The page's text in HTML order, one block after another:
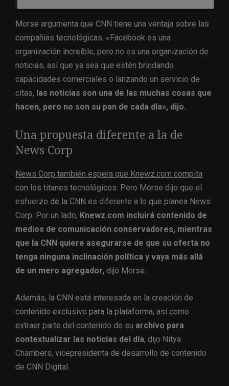
Morse argumenta que CNN tiene una ventaja sobre las
compañías tecnológicas. «Facebook es una
organización increíble, pero no es una organización de
noticias, así que ya sea que estén brindando
capacidades comerciales o lanzando un servicio de
citas, las noticias son una de las muchas cosas que
hacen, pero no son su pan de cada día», dijo.
Una propuesta diferente a la de
News Corp
News Corp también espera que Knewz.com compita
con los titanes tecnológicos. Pero Morse dijo que el
esfuerzo de la CNN es diferente a lo que planea News
Corp. Por un lado, Knewz.com incluirá contenido de
medios de comunicación conservadores, mientras
que la CNN quiere asegurarse de que su oferta no
tenga ninguna inclinación política y vaya más allá
de un mero agregador, dijo Morse.
Además, la CNN está interesada en la creación de
contenido exclusivo para la plataforma, así como
extraer parte del contenido de su archivo para
contextualizar las noticias del día, dijo Nitya
Chambers, vicepresidenta de desarrollo de contenido
de CNN Digital.